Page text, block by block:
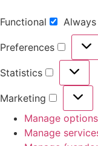
Functional
Preferences
Statistics
Statistics
Marketing
Manage options
Manage